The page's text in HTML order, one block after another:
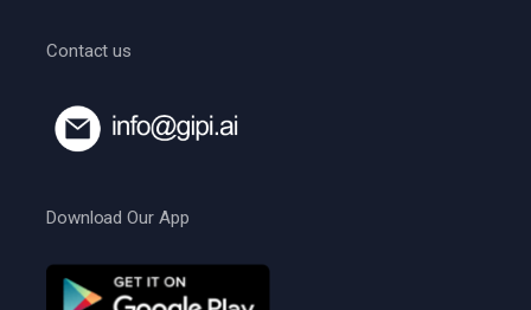
Contact us
Download Our App